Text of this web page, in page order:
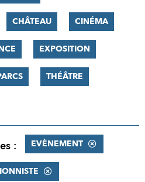
CHÂTEAU CINÉMA
EXPOSITION
THÉÂTRE
: EVÈNEMENT